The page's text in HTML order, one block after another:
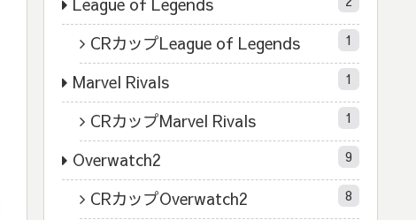
CRカップLeague of Legends 1
Marvel Rivals 1
CRカップMarvel Rivals 1
Overwatch2 9
CRカップOverwatch2 8